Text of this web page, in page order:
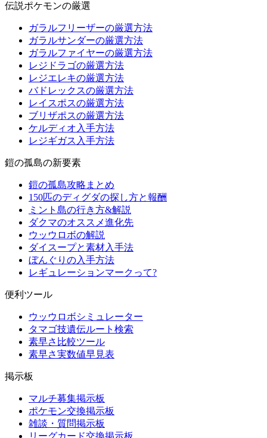
伝説ポケモンの厳選
ガラルフリーザーの厳選方法
ガラルサンダーの厳選方法
ガラルファイヤーの厳選方法
レジドラゴの厳選方法
レジエレキの厳選方法
バドレックスの厳選方法
レイスポスの厳選方法
ブリザポスの厳選方法
ケルディオ入手方法
レジギガス入手方法
鎧の孤島の新要素
鎧の孤島攻略まとめ
150匹のディグダの探し方と報酬
ミント島の行き方&解説
ダクマのオススメ進化先
ウッウロボの解説
ダイスープと素材入手法
ぼんぐりの入手方法
レギュレーションマークって?
便利ツール
ウッウロボシミュレーター
タマゴ技遺伝ルート検索
素早さ比較ツール
素早さ実数値早見表
掲示板
マルチ募集掲示板
ポケモン交換掲示板
雑談・質問掲示板
リーグカード交換掲示板